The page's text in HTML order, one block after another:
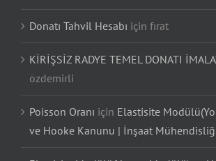
Donatı Tahvil Hesabı için fırat
KİRİŞSİZ RADYE TEMEL DONATI
özdemirli
Poisson Oranı için Elastisite
ve Hooke Kanunu | İnşaat